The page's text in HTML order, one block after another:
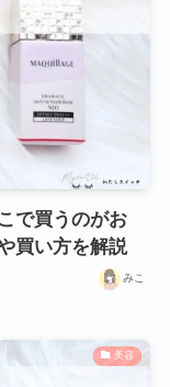
で買うのがお
買い方を解説
みこ
美容